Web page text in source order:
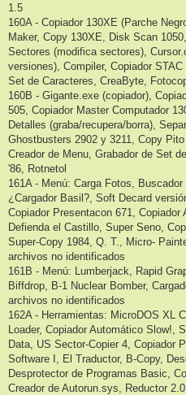
1.5
160A - Copiador 130XE (Parche
Maker, Copy 130XE, Disk Scan
Sectores (modifica sectores),
versiones), Compiler, Copiador
Set de Caracteres, CreaByte,
160B - Gigante.exe (copiador),
505, Copiador Master Computador
Detalles (graba/recupera/borra),
Ghostbusters 2902 y 3211, Copy
Creador de Menu, Grabador de Set
'86, Rotnetol
161A - Menú: Carga Fotos,
¿Cargador Basil?, Soft Decard
Copiador Presentacon 671,
Defienda el Castillo, Super Seno,
Super-Copy 1984, Q. T., Micro-
archivos no identificados
161B - Menú: Lumberjack, Rapid
Biffdrop, B-1 Nuclear Bomber,
archivos no identificados
162A - Herramientas: MicroDOS XL
Loader, Copiador Automático Slow!,
Data, US Sector-Copier 4, Copiador
Software I, El Traductor, B-Copy,
Desprotector de Programas Basic,
Creador de Autorun.sys, Reductor